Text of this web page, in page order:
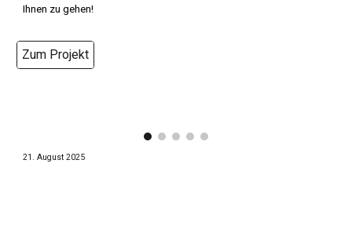
Ihnen zu gehen!
Zum Projekt
21.August2025